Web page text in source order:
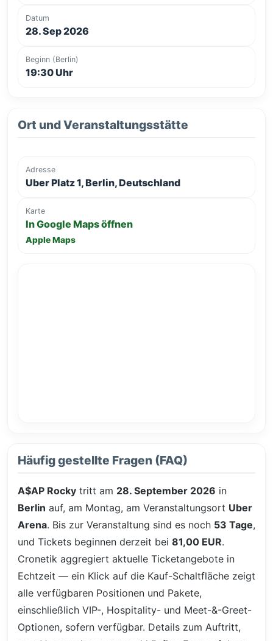
Datum
28. Sep 2026
Beginn (Berlin)
19:30 Uhr
Ort und Veranstaltungsstätte
Adresse
Uber Platz 1, Berlin, Deutschland
Karte
In Google Maps öffnen
Apple Maps
Häufig gestellte Fragen (FAQ)
A$AP Rocky tritt am 28. September 2026 in
Berlin auf, am Montag, am Veranstaltungsort Uber
Arena. Bis zur Veranstaltung sind es noch 53 Tage,
und Tickets beginnen derzeit bei 81,00 EUR.
Cronetik aggregiert aktuelle Ticketangebote in
Echtzeit — ein Klick auf die Kauf-Schaltfläche zeigt
alle verfügbaren Positionen und Pakete,
einschließlich VIP-, Hospitality- und Meet-&-Greet-
Optionen, sofern verfügbar. Details zum Auftritt,